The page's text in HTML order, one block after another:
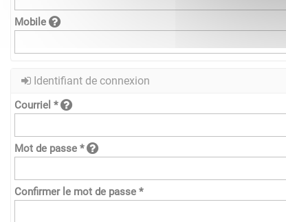
Mobile
Identifiant de connexion
Courriel *
Mot de passe *
Confirmer le mot de passe *